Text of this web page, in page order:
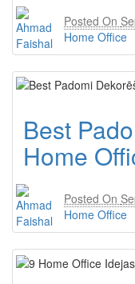
Posted On
Home Office
Best
Home
Posted On
Home Office